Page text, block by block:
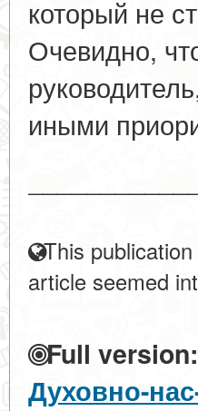
который не
Очевидно,
иными
This publication
article seemed
Full version:
Духовно-